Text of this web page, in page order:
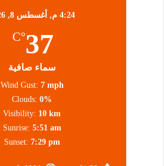
4:24 م, أغسطس 8, 2026
37
°C
سماء صافية
Wind Gust: 7 mph
Clouds: 0%
Visibility: 10 km
Sunrise: 5:51 am
Sunset: 7:29 pm